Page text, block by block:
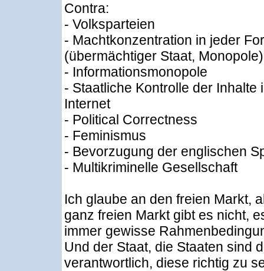
Contra:
- Volksparteien
- Machtkonzentration in jeder
(übermächtiger Staat, Monopole)
- Informationsmonopole
- Staatliche Kontrolle der Inhalte
Internet
- Political Correctness
- Feminismus
- Bevorzugung der englischen
- Multikriminelle Gesellschaft
Ich glaube an den freien Markt,
ganz freien Markt gibt es nicht,
immer gewisse
Und der Staat, die Staaten sind
verantwortlich, diese richtig zu